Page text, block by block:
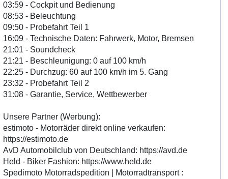
03:59 - Cockpit und Bedienung
08:53 - Beleuchtung
09:50 - Probefahrt Teil 1
16:09 - Technische Daten: Fahrwerk, Motor, Bremsen
21:01 - Soundcheck
21:21 - Beschleunigung: 0 auf 100 km/h
22:25 - Durchzug: 60 auf 100 km/h im 5. Gang
23:32 - Probefahrt Teil 2
31:08 - Garantie, Service, Wettbewerber
Unsere Partner (Werbung):
estimoto - Motorräder direkt online verkaufen:
https://estimoto.de
AvD Automobilclub von Deutschland: https://avd.de
Held - Biker Fashion: https://www.held.de
Spedimoto Motorradspedition | Motorradtransport :